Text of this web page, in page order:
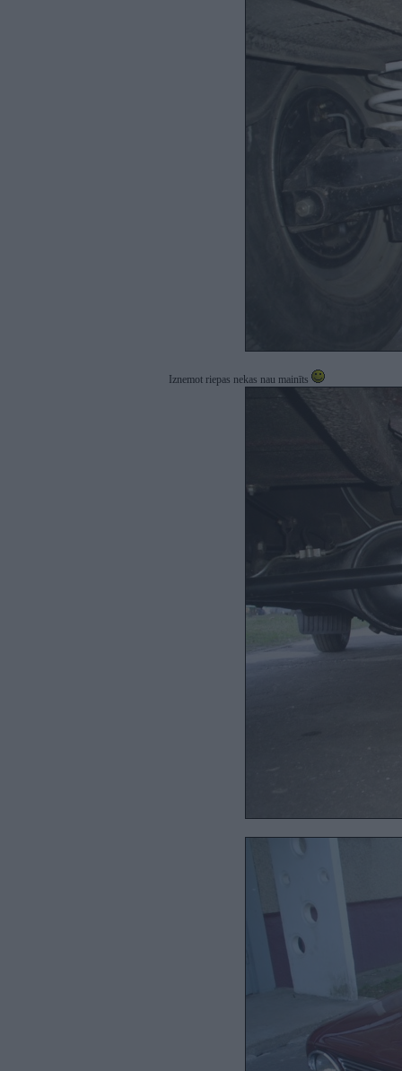
Iznemot riepas nekas nau mainīts